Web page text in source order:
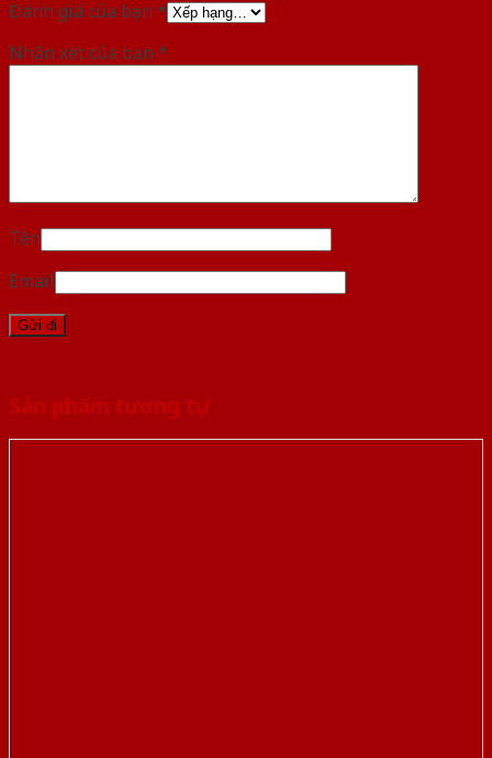
Đánh giá của bạn *
Nhận xét của bạn *
Tên
Email
Sản phẩm tương tự